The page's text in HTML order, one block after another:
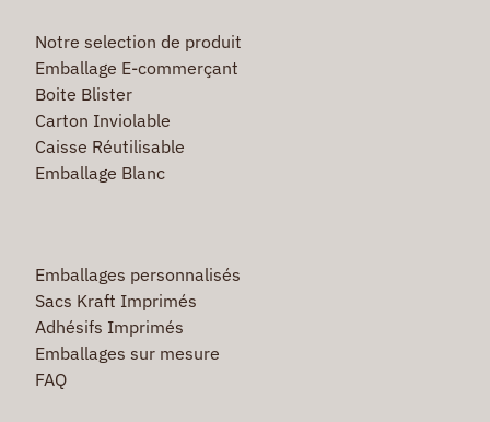
Notre selection de produit
Emballage E-commerçant
Boite Blister
Carton Inviolable
Caisse Réutilisable
Emballage Blanc
Emballages personnalisés
Sacs Kraft Imprimés
Adhésifs Imprimés
Emballages sur mesure
FAQ